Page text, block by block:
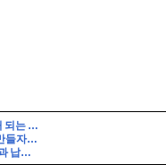
파라곤 언더싱크정수기 미세플라스틱제거 되는 싱크대정수기
러시아 연해주에 100만 명의 피서도시를 만들자는 제안
2027년 ISA 개편안 총정리, 5년 만기 제한과 납입한도 이월 폐지